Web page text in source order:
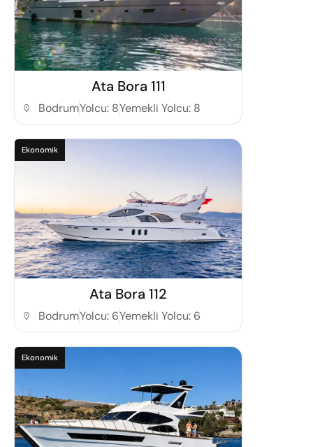
Detaylı İncele
Ata Bora 111
BodrumYolcu: 8Yemekli Yolcu: 8
Detaylı İncele
Ekonomik
Ata Bora 112
BodrumYolcu: 6Yemekli Yolcu: 6
Ekonomik